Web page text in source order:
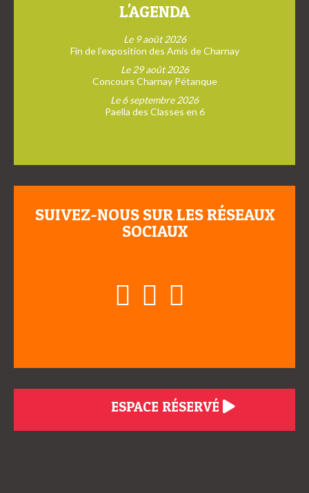
L'AGENDA
Le 9 août 2026
Fin de l’exposition des Amis de Charnay
Le 29 août 2026
Concours Charnay Pétanque
Le 6 septembre 2026
Paella des Classes en 6
SUIVEZ-NOUS SUR LES RÉSEAUX
SOCIAUX
ESPACE RÉSERVÉ